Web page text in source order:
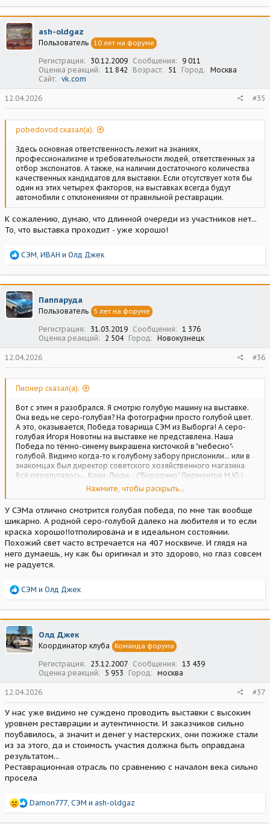
а
к
ц
и
и
ash-oldgaz
Пользователь 10 лет на форуме
Регистрация 30.12.2009 Сообщения
9 011
Оценка реакций
11 842 Возраст 51 Город
Москва
Сайт
vk.com
12.04.2026 #35
pobedovod сказал(а):
Здесь основная ответственность лежит на знаниях,
профессионализме и требовательности людей, ответственных за
отбор экспонатов. А также, на наличии достаточного количества
качественных кандидатов для выставки. Если отсутствует хотя бы
один из этих четырех факторов, на выставках всегда будут
автомобили с отклонениями от правильной реставрации.
К сожалению, думаю, что длинной очереди из участников нет...
То, что выставка проходит - уже хорошо!
Р
а
к
ц
и
и
СЭМ ИВАН и Олд Джек
Паппаруда
Пользователь 5 лет на форуме
Регистрация 31.03.2019 Сообщения
1 376
Оценка реакций
2 504 Город Новокузнецк
12.04.2026 #36
Пионер сказал(а):
Вот с этим я разобрался. Я смотрю голубую машину на выставке.
Она ведь не серо-голубая? На фотографии просто голубой цвет.
А это, оказывается, Победа товарища СЭМ из Выборга! А серо-
голубая Игоря Новотны на выставке не представлена. Наша
Победа по тёмно-синему выкрашена кисточкой в "небесно"-
голубой. Видимо когда-то к голубому забору прислонили... или в
знакомцах был директор советского хозяйственного магазина.
Всё перепуталось... Кони, Люди... ("Бородино" Лермонтов М.Ю.)
Вот я и хотел увидеть Победу серо-голубого цвета. Может и мне
понравится цвет Победы, серо-голубой, который не всем
Нажмите, чтобы раскрыть...
У СЭМа отлично смотрится голубая победа, по мне так вообще
шикарно. А родной серо-голубой далеко на любителя и то если
краска хорошо!!отполирована и в идеальном состоянии.
Похожий свет часто встречается на 407 москвиче. И глядя на
него думаешь, ну как бы оригинал и это здорово, но глаз совсем
не радуется.
Р
а
к
ц
и
и
СЭМ и Олд Джек
Олд Джек
Координатор клуба Команда форума
Регистрация 23.12.2007 Сообщения
13 439
Оценка реакций
5 953 Город москва
12.04.2026 #37
У нас уже видимо не суждено проводить выставки с высоким
уровнем реставрации и аутентичности. И заказчиков сильно
поубавилось, а значит и денег у мастерских, они пожиже стали
из за этого, да и стоимость участия должна быть оправдана
результатом...
Реставрационная отрасль по сравнению с началом века сильно
просела
Р
а
Damon777, СЭМ и ash-oldgaz